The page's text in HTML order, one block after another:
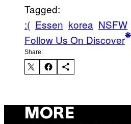
Tagged:
:( Essen korea NSFW
Follow Us On Discover
Share:
MORE